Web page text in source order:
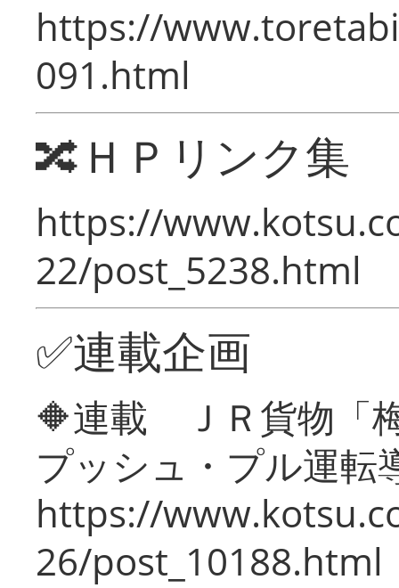
https://
091.html
🔀ＨＰリンク集
https://
22/post_5238.html
✅連載企画
🔶連載 ＪＲ貨物「
プッシュ・プル運転
https://
26/post_10188.html